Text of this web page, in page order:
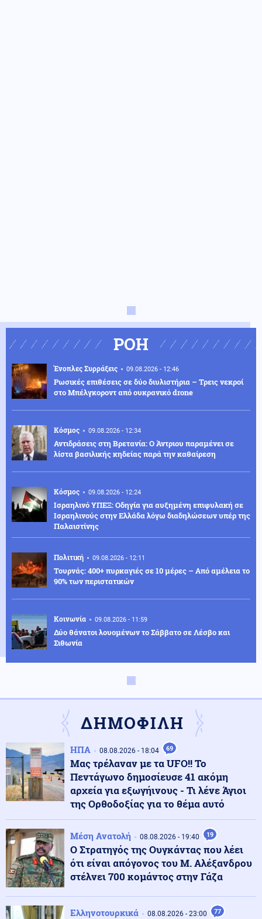
ΡΟΗ
Ένοπλες Συρράξεις 09.08.2026 - 12:46
Ρωσικές επιθέσεις σε δύο διυλιστήρια – Τρεις νεκροί
στο Μπέλγκοροντ από ουκρανικό drone
Κόσμος 09.08.2026 - 12:34
Αντιδράσεις στη Βρετανία: Ο Άντριου παραμένει σε
λίστα βασιλικής κηδείας παρά την καθαίρεση
Κόσμος 09.08.2026 - 12:24
Ισραηλινό ΥΠΕΞ: Οδηγία για αυξημένη επιφυλακή σε
Ισραηλινούς στην Ελλάδα λόγω διαδηλώσεων υπέρ της
Παλαιστίνης
Πολιτική 09.08.2026 - 12:11
Τουρνάς: 400+ πυρκαγιές σε 10 μέρες – Από αμέλεια το
90% των περιστατικών
Κοινωνία 09.08.2026 - 11:59
Δύο θάνατοι λουομένων το Σάββατο σε Λέσβο και
Σιθωνία
Κοινωνία
Συναγερμός στην Έδεσσα για την εξαφάνιση 31χρονου
Κόσμος 09.08.2026 - 11:38
Σαουδική Αραβία: Οι Χούθι ανέλαβαν την ευθύνη για
επίθεση σε διυλιστήριο της Aramco
Κοινωνία 09.08.2026 - 11:37
Στον εισαγγελέα ο ιδιοκτήτης του beach bar για τον
θάνατο του 4χρονου στην Πάρο
ΔΗΜΟΦΙΛΗ
ΗΠΑ 08.08.2026 - 18:04 69
Μας τρέλαναν με τα UFO!! Το
Πεντάγωνο δημοσίευσε 41 ακόμη
αρχεία για εξωγήινους - Τι λένε Άγιοι
της Ορθοδοξίας για το θέμα αυτό
Μέση Ανατολή 08.08.2026 - 19:40 19
Ο Στρατηγός της Ουγκάντας που λέει
ότι είναι απόγονος του Μ. Αλέξανδρου
στέλνει 700 κομάντος στην Γάζα
Ελληνοτουρκικά 08.08.2026 - 23:00 77